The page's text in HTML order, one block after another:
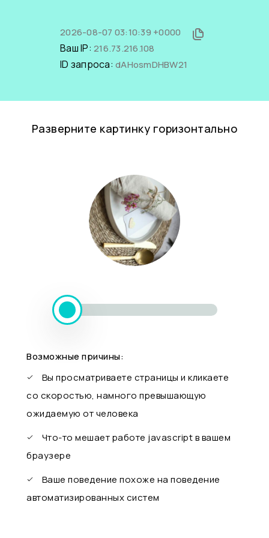
2026-08-07 03:10:39 +0000
Ваш IP: 216.73.216.108
ID запроса: dAHosmDHBW21
Разверните картинку горизонтально
Возможные причины:
Вы просматриваете страницы и кликаете
со скоростью, намного превышающую
ожидаемую от человека
Что-то мешает работе javascript в вашем
браузере
Ваше поведение похоже на поведение
автоматизированных систем